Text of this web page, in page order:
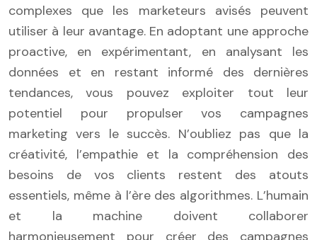
complexes que les marketeurs avisés peuvent
utiliser à leur avantage. En adoptant une approche
proactive, en expérimentant, en analysant les
données et en restant informé des dernières
tendances, vous pouvez exploiter tout leur
potentiel pour propulser vos campagnes
marketing vers le succès. N’oubliez pas que la
créativité, l’empathie et la compréhension des
besoins de vos clients restent des atouts
essentiels, même à l’ère des algorithmes. L’humain
et la machine doivent collaborer